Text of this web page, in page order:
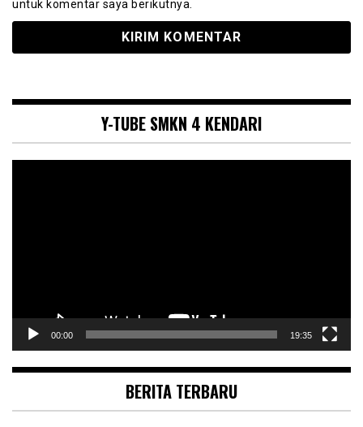
untuk komentar saya berikutnya.
Y-TUBE SMKN 4 KENDARI
00:00 19:35
BERITA TERBARU